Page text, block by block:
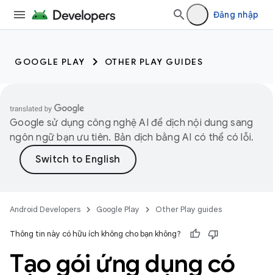
Đăng nhập
GOOGLE PLAY OTHER PLAY GUIDES
Google sử dụng công nghệ AI để dịch nội dung sang
ngôn ngữ bạn ưu tiên. Bản dịch bằng AI có thể có lỗi.
Android Developers Google Play Other Play guides
Thông tin này có hữu ích không cho bạn không?
Tạo gói ứng dụng có